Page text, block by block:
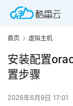
首页 虚拟主机
安装配置
置步骤
2026年6月9日 17:01